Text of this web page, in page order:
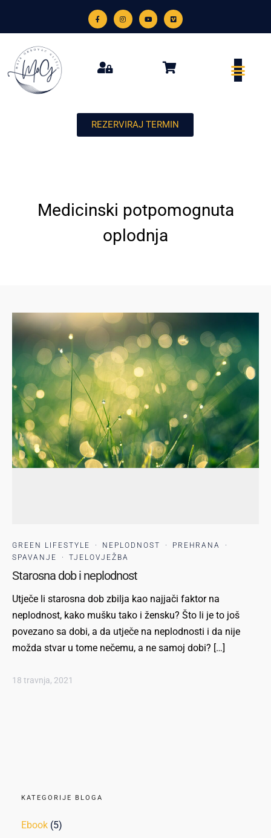
REZERVIRAJ TERMIN
Medicinski potpomognuta
oplodnja
GREEN LIFESTYLE · NEPLODNOST · PREHRANA
·
SPAVANJE
· TJELOVJEŽBA
Starosna dob i neplodnost
Utječe li starosna dob zbilja kao najjači faktor na
neplodnost, kako mušku tako i žensku? Što li je to još
povezano sa dobi, a da utječe na neplodnosti i da nije
možda stvar u tome nečemu, a ne samoj dobi? […]
18 travnja, 2021
KATEGORIJE BLOGA
Ebook (5)